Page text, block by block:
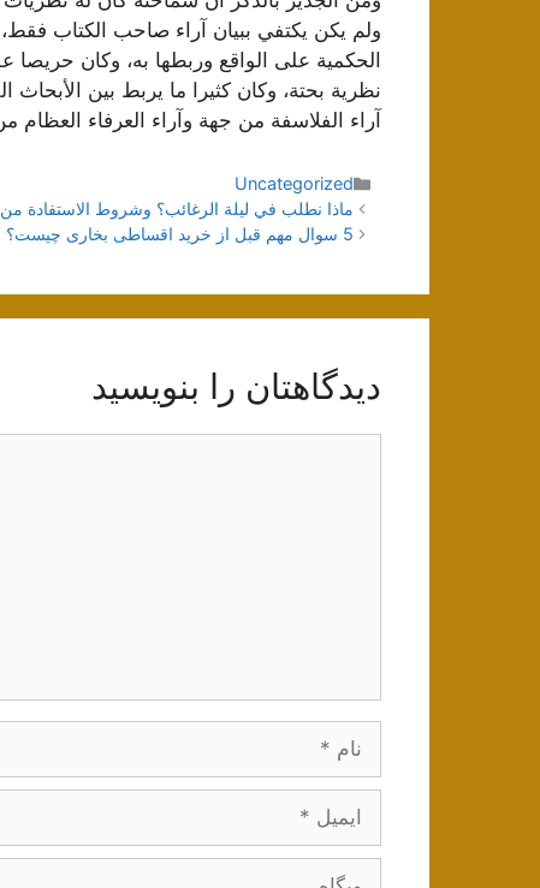
ولم يكن يكتفي ببيان آراء صاحب الكتاب
الحكمية على الواقع وربطها به، وكان
نظرية بحتة، وكان كثيرا ما يربط بين الأبحاث
آراء الفلاسفة من جهة وآراء العرفاء العظام
دسته‌ها
Uncategorized
ناوبری
نوشته‌ها
ماذا نطلب في ليلة الرغائب؟ وشروط الاستفادة
5 سوال مهم قبل از خرید اقساطی بخاری چیست؟
دیدگاهتان را بنویسید
ایمیل
وبگاه